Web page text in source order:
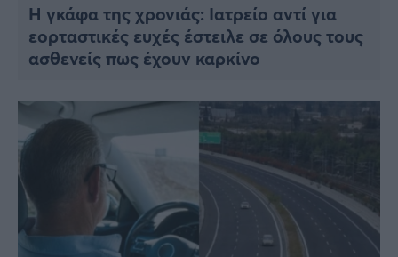
Η γκάφα της χρονιάς: Ιατρείο αντί για
εορταστικές ευχές έστειλε σε όλους τους
ασθενείς πως έχουν καρκίνο